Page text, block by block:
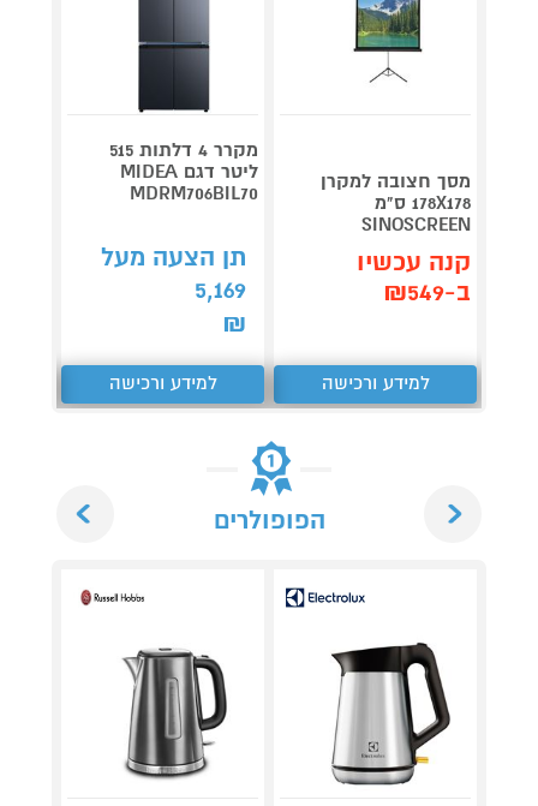
מסך חצובה למקרן
178X178 ס"מ
SINOSCREEN
קנה עכשיו
ב-₪549
למידע ורכישה
מקרר 4 דלתות 515
ליטר דגם MIDEA
MDRM706BIL70
תן הצעה מעל
5,169
₪
למידע ורכישה
הפופולרים